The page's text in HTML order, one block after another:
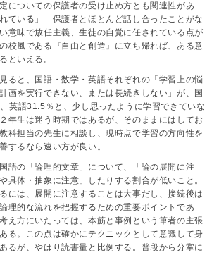
についての保護者の受け止め方とも関連性があ
ている」「保護者とほとんど話し合ったことがな
意味で放任主義、生徒の自覚に任されている点が
校風である『自由と創造』に立ち帰れば、ある意
といえる。
ると、国語・数学・英語それぞれの「学習上の悩
画を実行できない、または長続きしない」が、国
英語31.5％と、少し思ったように学習できていな
年生は迷う時期ではあるが、そのままにはしてお
科担当の先生に相談し、現時点で学習の方向性を
するなら速い方が良い。
語の「論理的文章」について、「論の展開に注
具体・抽象に注意」したりする割合が低いこと。
には、展開に注意することは大事だし、接続後は
理的な流れを把握するための重要ポイントであ
え方にいたっては、本筋と事例という筆者の主張
る。この点は確かにテクニックとして意識して身
るが、やはり読書量と比例する。普段から分掌に